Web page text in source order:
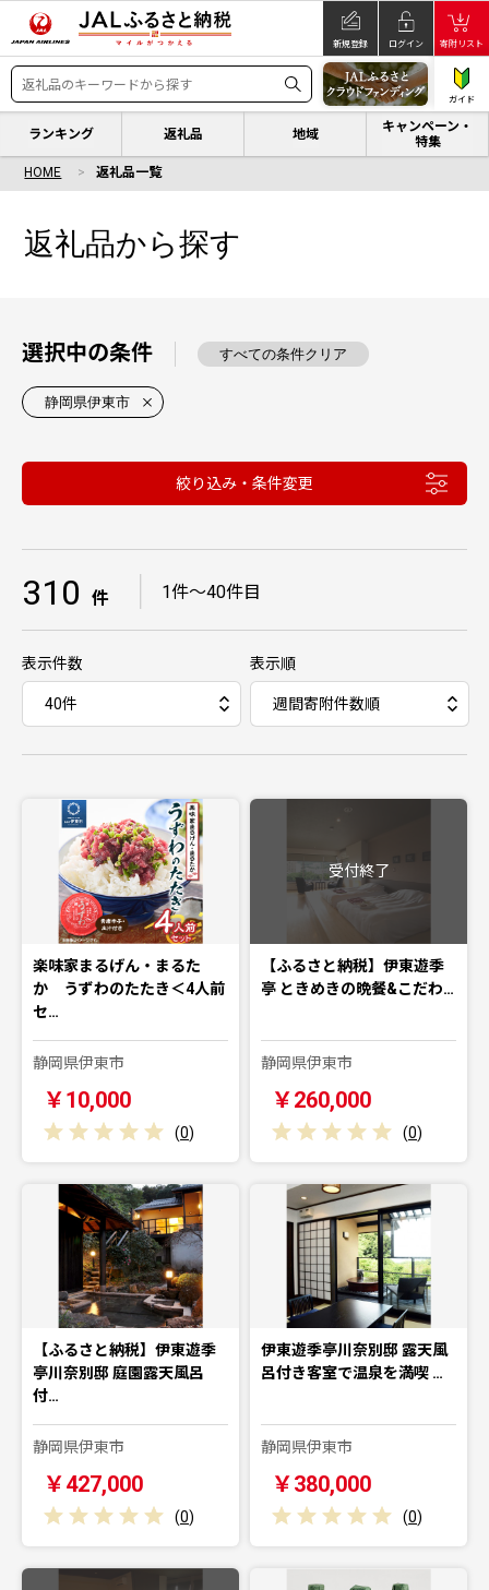
新規登録 ログイン 寄附リスト
ガイド
ランキング 返礼品 地域
キャンペーン・
特集
HOME 返礼品一覧
返礼品から探す
選択中の条件 すべての条件クリア
静岡県伊東市
絞り込み・条件変更
310 件 1件〜40件目
表示件数 表示順
楽味家まるげん・まるた
か うずわのたたき＜4人前
セ…
静岡県伊東市
￥10,000
(0)
受付終了
【ふるさと納税】伊東遊季
亭 ときめきの晩餐&こだわ…
静岡県伊東市
￥260,000
(0)
【ふるさと納税】伊東遊季
亭川奈別邸 庭園露天風呂
付…
静岡県伊東市
￥427,000
(0)
伊東遊季亭川奈別邸 露天風
呂付き客室で温泉を満喫 …
静岡県伊東市
￥380,000
(0)